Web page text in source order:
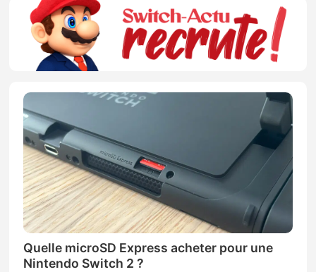
Quelle microSD Express acheter pour une
Nintendo Switch 2 ?